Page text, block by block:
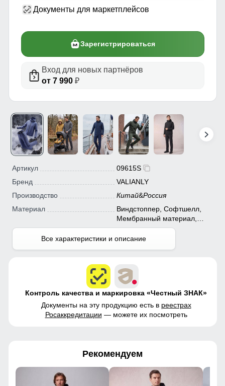
Документы для маркетплейсов
Зарегистрироваться
Вход для новых партнёров
от 7 990₽
Артикул
09615S
Бренд
VALIANLY
Производство
Китай&Россия
Материал
Виндстоппер, Софтшелл,
Мембранный материал,
Полиэстер
Все характеристики и описание
Контроль качества и маркировка «Честный ЗНАК»
Документы на эту продукцию есть в реестрах
Росаккредитации — можете их посмотреть
Рекомендуем